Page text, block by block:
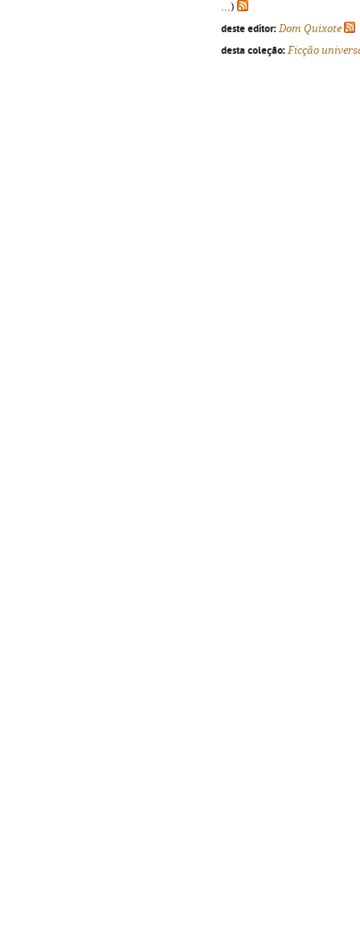
...)
deste editor: Dom Quixote
desta coleção: Ficção